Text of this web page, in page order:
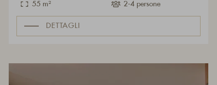
55 m² 2-4 persone
DETTAGLI